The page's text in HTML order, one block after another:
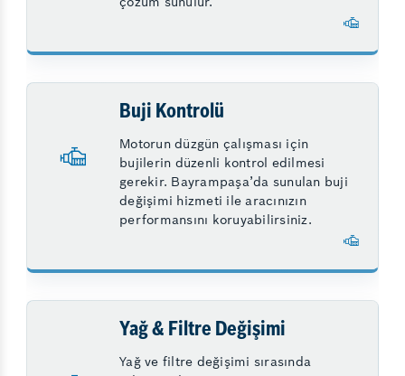
Buji Kontrolü
Motorun düzgün çalışması için
bujilerin düzenli kontrol edilmesi
gerekir. Bayrampaşa’da sunulan buji
değişimi hizmeti ile aracınızın
performansını koruyabilirsiniz.
Yağ & Filtre Değişimi
Yağ ve filtre değişimi sırasında